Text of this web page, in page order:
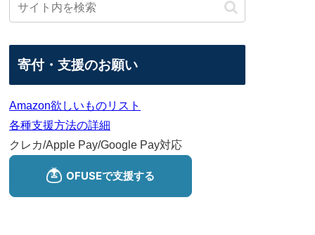
寄付・支援のお願い
Amazon欲しいものリスト
各種支援方法の詳細
クレカ/Apple Pay/Google Pay対応